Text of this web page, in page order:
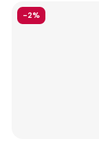
-2%